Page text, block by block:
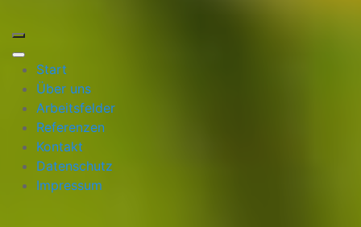
Start
Über uns
Arbeitsfelder
Referenzen
Kontakt
Datenschutz
Impressum